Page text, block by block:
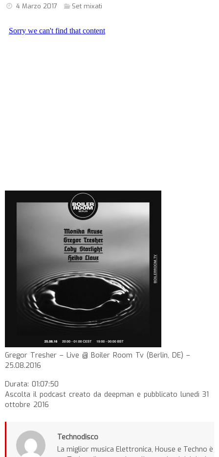
4 Marzo 2017 Set mixati
Gregor Tresher – Live @ Boiler Room Tv (Berlin, DE) –
25.08.2016
Durata: 01:07:50
Ascolta il podcast creato da deepman e pubblicato lunedì 31
ottobre 2016
Technodisco
La miglior musica Elettronica, House e Techno è